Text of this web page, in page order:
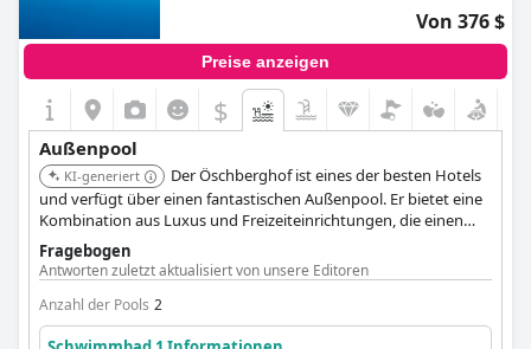
Von 376 $
Preise anzeigen
$
Außenpool
KI-generiert
Der Öschberghof ist eines der besten Hotels
und verfügt über einen fantastischen Außenpool. Er bietet eine
Kombination aus Luxus und Freizeiteinrichtungen, die einen
unvergesslichen Aufenthalt gewährleisten.
Fragebogen
Antworten zuletzt aktualisiert von unsere Editoren
Anzahl der Pools 2